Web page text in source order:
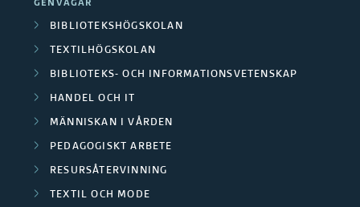
GENVÄGAR
BIBLIOTEKSHÖGSKOLAN
TEXTILHÖGSKOLAN
BIBLIOTEKS- OCH INFORMATIONSVETENSKAP
HANDEL OCH IT
MÄNNISKAN I VÅRDEN
PEDAGOGISKT ARBETE
RESURSÅTERVINNING
TEXTIL OCH MODE